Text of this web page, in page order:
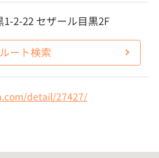
2-22 セザール目黒2F
ルート検索
detail/27427/